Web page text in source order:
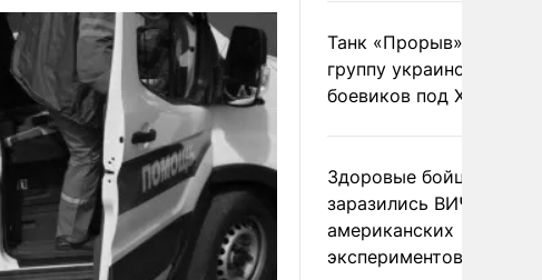
Танк «Прорыв»
группу украинских
боевиков под
Здоровые бойцы ВСУ
заразились ВИЧ после
американских
экспериментов